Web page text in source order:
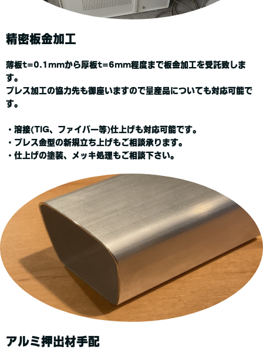
精密板金加工
薄板t=0.1mmから厚板t=6mm程度まで板金加工を受託致しま
す。
プレス加工の協力先も御座いますので量産品についても対応可能で
す。
・溶接(TIG、ファイバー等)仕上げも対応可能です。
・プレス金型の新規立ち上げもご相談承ります。
・仕上げの塗装、メッキ処理もご相談下さい。
アルミ押出材手配